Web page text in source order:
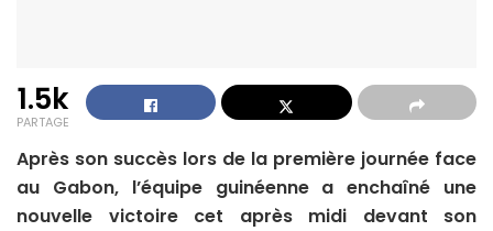
1.5k
PARTAGE
Après son succès lors de la première journée face
au Gabon, l’équipe guinéenne a enchaîné une
nouvelle victoire cet après midi devant son